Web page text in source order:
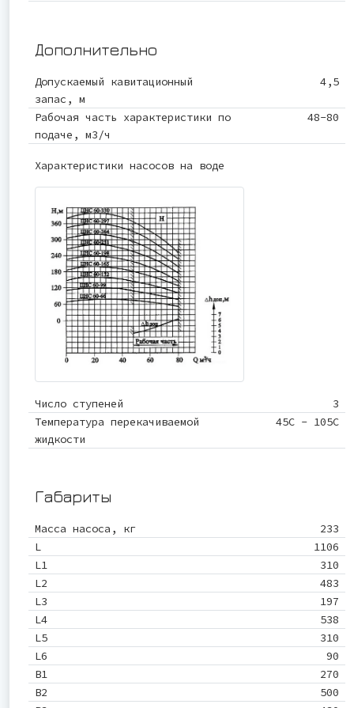
Дополнительно
Допускаемый кавитационный
запас, м
4,5
Рабочая часть характеристики по
подаче, м3/ч
48-80
Характеристики насосов на воде
Число ступеней
3
Температура перекачиваемой
жидкости
45С - 105С
Габариты
Масса насоса, кг
233
L
1106
L1
310
L2
483
L3
197
L4
538
L5
310
L6
90
B1
270
B2
500